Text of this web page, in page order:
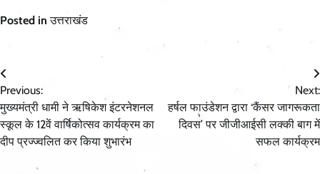
Posted inउत्तराखंड
Post
navigation
Previous:
मुख्यमंत्री धामी ने ऋषिकेश इंटरनेशनल
स्कूल के 12वें वार्षिकोत्सव कार्यक्रम का
दीप प्रज्ज्वलित कर किया शुभारंभ
Next:
हर्षल फाउंडेशन द्वारा ‘कैंसर जागरूकता
दिवस’ पर जीजीआईसी लक्की बाग में
सफल कार्यक्रम